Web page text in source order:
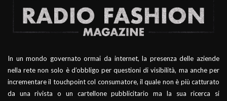
In un mondo governato ormai da internet, la presenza delle aziende
nella rete non solo è d’obbligo per questioni di visibilità, ma anche per
incrementare il touchpoint col consumatore, il quale non è più catturato
da una rivista o un cartellone pubblicitario ma la sua ricerca si